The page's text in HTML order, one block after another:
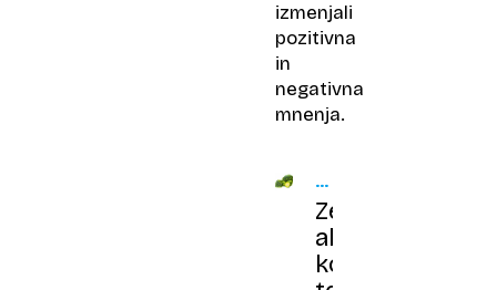
izmenjali
pozitivna
in
negativna
mnenja.
ZDRAVA
DRŽA
Zeleni
alarm:
koliko